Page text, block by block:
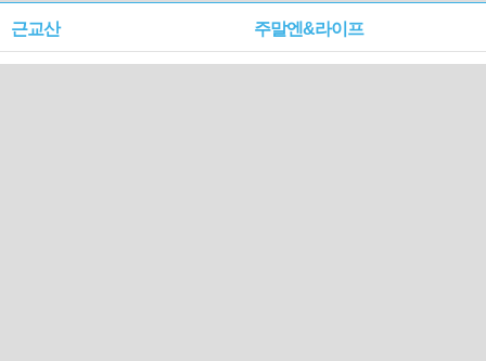
근교산 주말엔&라이프